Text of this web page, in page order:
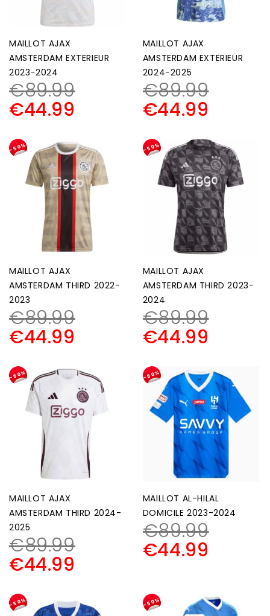
MAILLOT AJAX
AMSTERDAM EXTERIEUR
2023-2024
€89.99
€44.99
MAILLOT AJAX
AMSTERDAM EXTERIEUR
2024-2025
€89.99
€44.99
-50%
MAILLOT AJAX
AMSTERDAM THIRD 2022-
2023
€89.99
€44.99
-50%
MAILLOT AJAX
AMSTERDAM THIRD 2023-
2024
€89.99
€44.99
-50%
MAILLOT AJAX
AMSTERDAM THIRD 2024-
2025
€89.99
€44.99
-50%
MAILLOT AL-HILAL
DOMICILE 2023-2024
€89.99
€44.99
-50% -50%